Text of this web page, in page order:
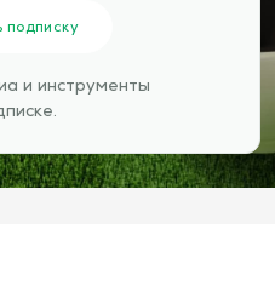
подписку
и инструменты